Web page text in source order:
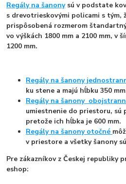
Regály na šanonysú v podstate
s drevotrieskovými policami s tým,
prispôsobená rozmerom
vo výškách 1800 mm a 2100 mm, v
1200 mm.
Regály na šanony
ku stene a majú hĺbku 350
Regály na šanony
umiestnenie do priestoru, sú
pretože ich hĺbka je 600 mm.
Regály na šanony otočné
v priestore a všetky šanony
Pre zákazníkov z Českej republiky
eshop: